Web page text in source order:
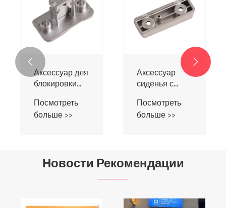
Аксессуар
сиденья с
дефибриллятора
Посмотреть
больше >>
Аксессуар для
крепления на
дефибриллятора
Посмотреть
больше >>
 
Новости Рекомендации